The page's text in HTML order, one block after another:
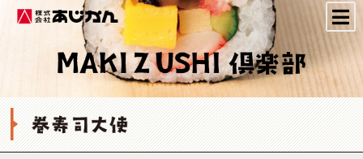
株式会社あじかん